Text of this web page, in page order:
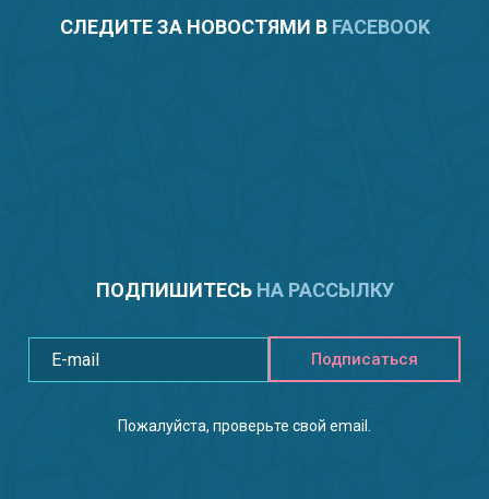
СЛЕДИТЕ ЗА НОВОСТЯМИ В FACEBOOK
ПОДПИШИТЕСЬ НА РАССЫЛКУ
Подписаться
Пожалуйста, проверьте свой email.